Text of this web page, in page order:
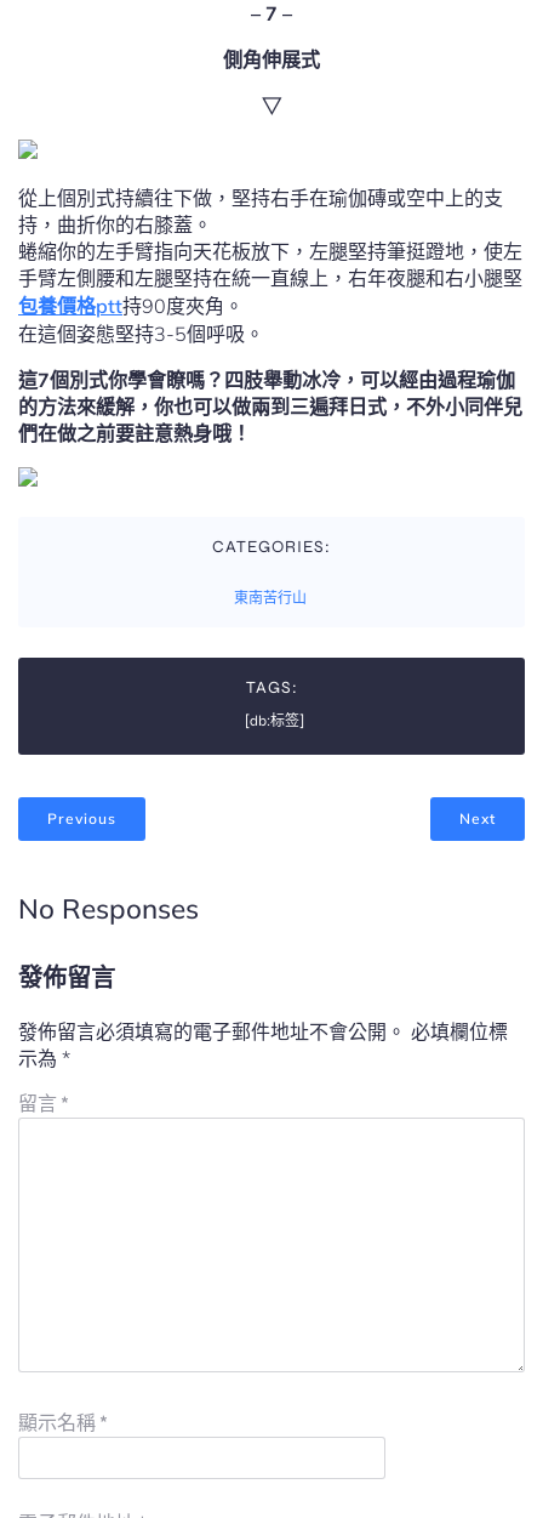
– 7 –
側角伸展式
▽
從上個別式持續往下做，堅持右手在瑜伽磚或空中上的支
持，曲折你的右膝蓋。
蜷縮你的左手臂指向天花板放下，左腿堅持筆挺蹬地，使左
手臂左側腰和左腿堅持在統一直線上，右年夜腿和右小腿堅
包養價格ptt持90度夾角。
在這個姿態堅持3-5個呼吸。
這7個別式你學會瞭嗎？四肢舉動冰冷，可以經由過程瑜伽
的方法來緩解，你也可以做兩到三遍拜日式，不外小同伴兒
們在做之前要註意熱身哦！
CATEGORIES:
東南苦行山
TAGS:
[db:标签]
Previous Next
No Responses
發佈留言
發佈留言必須填寫的電子郵件地址不會公開。 必填欄位標
示為 *
留言 *
顯示名稱 *